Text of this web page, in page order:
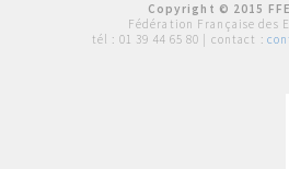
Copyright © 2015
Fédération Française des
tél : 01 39 44 65 80 | contact :